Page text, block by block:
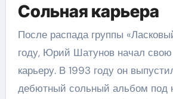
Сольная карьера
После распада группы
году, Юрий Шатунов начал
карьеру. В 1993 году он
дебютный сольный альбом под